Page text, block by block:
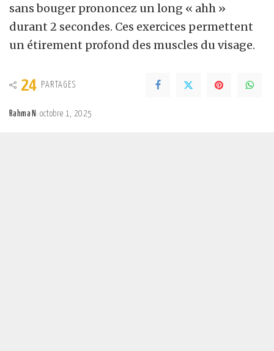
sans bouger prononcez un long « ahh »
durant 2 secondes. Ces exercices permettent
un étirement profond des muscles du visage.
24 PARTAGES
Rahma N octobre 1, 2025